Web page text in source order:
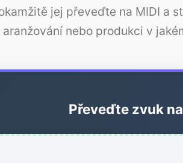
jej převeďte na MIDI a
aranžování nebo produkci v
Převeďte zvuk